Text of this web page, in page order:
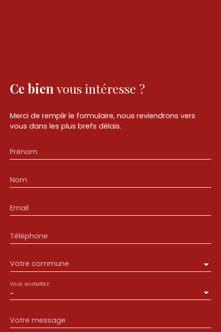
Ce bien vous intéresse ?
Merci de remplir le formulaire, nous reviendrons vers
vous dans les plus brefs délais.
Prénom
Nom
Email
Téléphone
Votre commune
-
Vous souhaitez
Votre message